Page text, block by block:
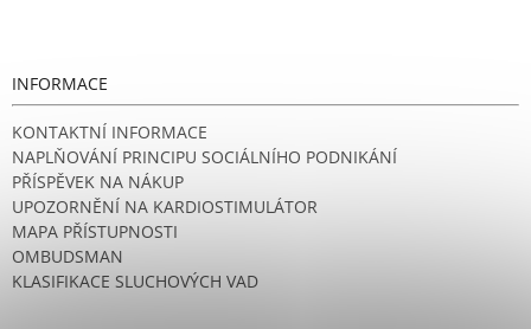
INFORMACE
KONTAKTNÍ INFORMACE
NAPLŇOVÁNÍ PRINCIPU SOCIÁLNÍHO PODNIKÁNÍ
PŘÍSPĚVEK NA NÁKUP
UPOZORNĚNÍ NA KARDIOSTIMULÁTOR
MAPA PŘÍSTUPNOSTI
OMBUDSMAN
KLASIFIKACE SLUCHOVÝCH VAD